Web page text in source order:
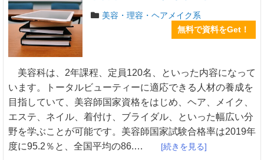
美容・理容・ヘアメイク系
無料で資料をGet！
美容科は、2年課程、定員120名、といった内容になって
います。トータルビューティーに適応できる人材の養成を
目指していて、美容師国家資格をはじめ、ヘア、メイク、
エステ、ネイル、着付け、ブライダル、といった幅広い分
野を学ぶことが可能です。美容師国家試験合格率は2019年
度に95.2％と、全国平均の86.…
[続きを見る]